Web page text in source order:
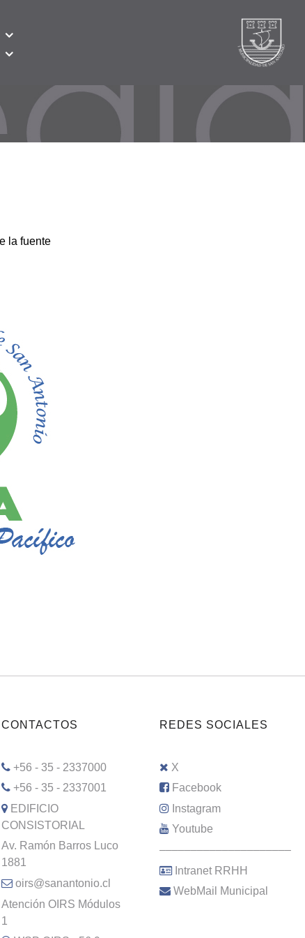
la fuente
CONTACTOS
+56 - 35 - 2337000
+56 - 35 - 2337001
EDIFICIO
CONSISTORIAL
Av. Ramón Barros Luco
1881
oirs@sanantonio.cl
Atención OIRS Módulos
1
REDES SOCIALES
X
Facebook
Instagram
Youtube
–––––––––––––––––––––
Intranet RRHH
WebMail Municipal